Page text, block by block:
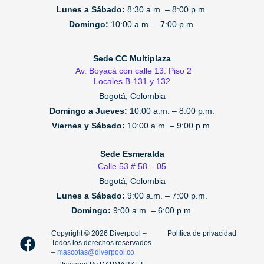
Lunes a Sábado: 8:30 a.m. – 8:00 p.m.
Domingo: 10:00 a.m. – 7:00 p.m.
Sede CC Multiplaza
Av. Boyacá con calle 13. Piso 2
Locales B-131 y 132
Bogotá, Colombia
Domingo a Jueves: 10:00 a.m. – 8:00 p.m.
Viernes y Sábado: 10:00 a.m. – 9:00 p.m.
Sede Esmeralda
Calle 53 # 58 – 05
Bogotá, Colombia
Lunes a Sábado: 9:00 a.m. – 7:00 p.m.
Domingo: 9:00 a.m. – 6:00 p.m.
F
a
I
n
T
i
Copyright ©️ 2026 Diverpool –
Todos los derechos reservados
–mascotas@diverpool.co
Política de privacidad